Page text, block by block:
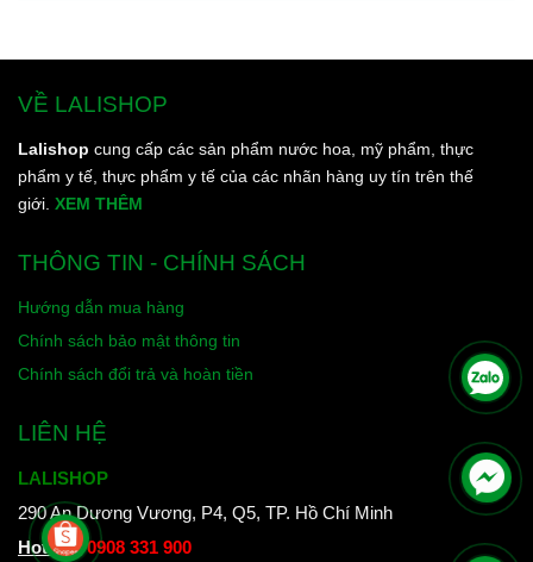
VỀ LALISHOP
Lalishop cung cấp các sản phẩm nước hoa, mỹ phẩm, thực
phẩm y tế, thực phẩm y tế của các nhãn hàng uy tín trên thế
giới. XEM THÊM
THÔNG TIN - CHÍNH SÁCH
Hướng dẫn mua hàng
Chính sách bảo mật thông tin
Chính sách đổi trả và hoàn tiền
LIÊN HỆ
LALISHOP
290 An Dương Vương, P4, Q5, TP. Hồ Chí Minh
Hotline: 0908 331 900